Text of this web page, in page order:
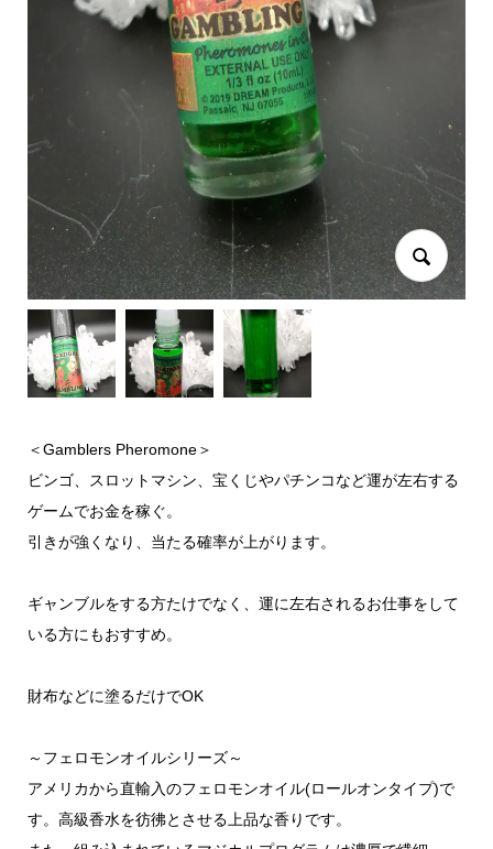
＜Gamblers Pheromone＞
ビンゴ、スロットマシン、宝くじやパチンコなど運が左右する
ゲームでお金を稼ぐ。
引きが強くなり、当たる確率が上がります。
ギャンブルをする方たけでなく、運に左右されるお仕事をして
いる方にもおすすめ。
財布などに塗るだけでOK
～フェロモンオイルシリーズ～
アメリカから直輸入のフェロモンオイル(ロールオンタイプ)で
す。高級香水を彷彿とさせる上品な香りです。